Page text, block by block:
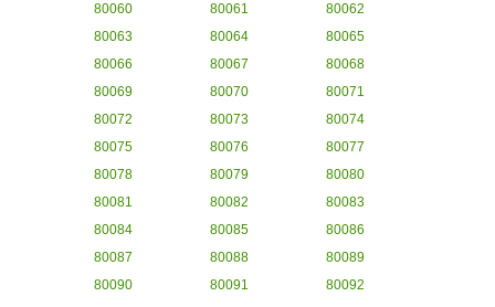
80060
80061
80062
80063
80064
80065
80066
80067
80068
80069
80070
80071
80072
80073
80074
80075
80076
80077
80078
80079
80080
80081
80082
80083
80084
80085
80086
80087
80088
80089
80090
80091
80092